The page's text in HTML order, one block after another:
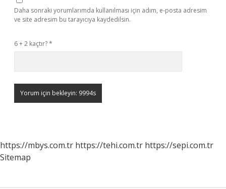
Daha sonraki yorumlarımda kullanılması için adım, e-posta adresim
ve site adresim bu tarayıcıya kaydedilsin.
6 + 2 kaçtır?*
https://mbys.com.tr https://tehi.com.tr https://sepi.com.tr
Sitemap